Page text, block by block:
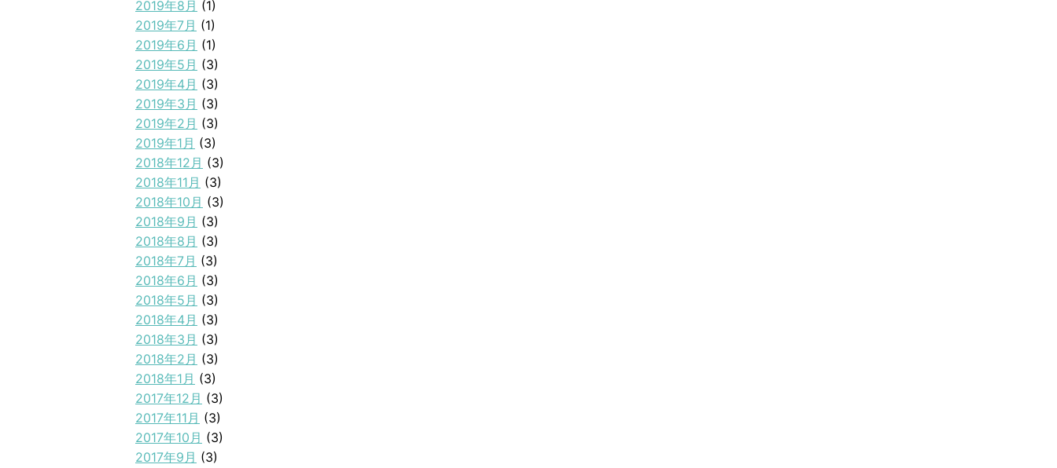
2019年8月 (1)
2019年7月 (1)
2019年6月 (1)
2019年5月 (3)
2019年4月 (3)
2019年3月 (3)
2019年2月 (3)
2019年1月 (3)
2018年12月 (3)
2018年11月 (3)
2018年10月 (3)
2018年9月 (3)
2018年8月 (3)
2018年7月 (3)
2018年6月 (3)
2018年5月 (3)
2018年4月 (3)
2018年3月 (3)
2018年2月 (3)
2018年1月 (3)
2017年12月 (3)
2017年11月 (3)
2017年10月 (3)
2017年9月 (3)